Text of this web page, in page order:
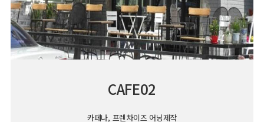
CAFE02
카페나, 프렌차이즈 어닝제작